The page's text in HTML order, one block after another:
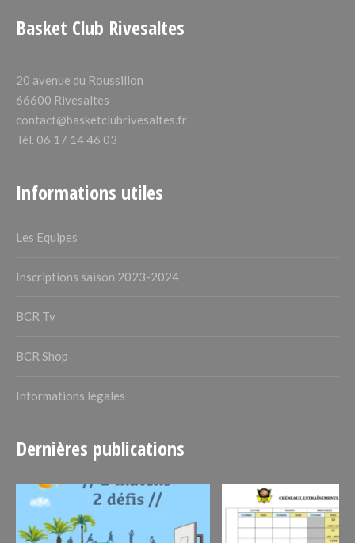
Basket Club Rivesaltes
20 avenue du Roussillon
66600 Rivesaltes
contact@basketclubrivesaltes.fr
Tél. 06 17 14 46 03
Informations utiles
Les Equipes
Inscriptions saison 2023-2024
BCR Tv
BCR Shop
Informations légales
Dernières publications